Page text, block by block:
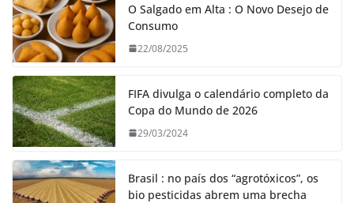
O Salgado em Alta : O Novo Desejo de
Consumo
22/08/2025
FIFA divulga o calendário completo da
Copa do Mundo de 2026
29/03/2024
Brasil : no país dos “agrotóxicos”, os
bio pesticidas abrem uma brecha